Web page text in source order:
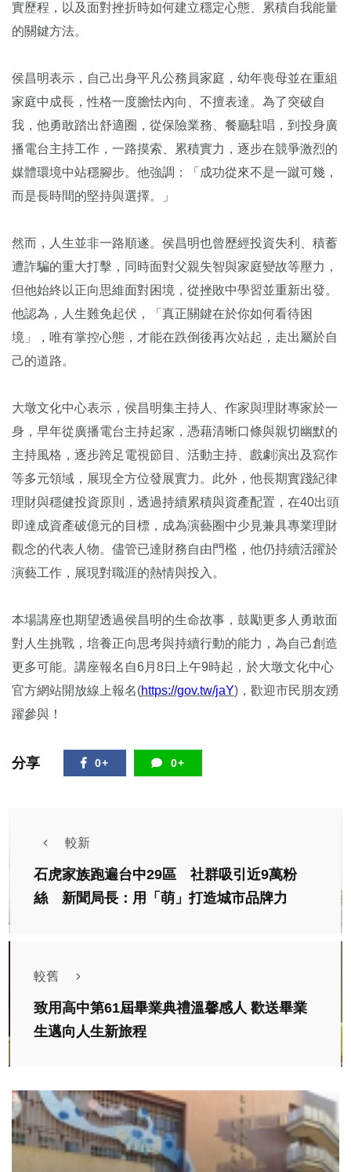
實歷程， 以及面對挫折時如何建立穩定心態、累積自我能量
的關鍵方法。
侯昌明表示，自己出身平凡公務員家庭， 幼年喪母並在重組
家庭中成長，性格一度膽怯內向、不擅表達。 為了突破自
我，他勇敢踏出舒適圈，從保險業務、餐廳駐唱， 到投身廣
播電台主持工作，一路摸索、累積實力， 逐步在競爭激烈的
媒體環境中站穩腳步。他強調：「 成功從來不是一蹴可幾，
而是長時間的堅持與選擇。」
然而，人生並非一路順遂。侯昌明也曾歷經投資失利、 積蓄
遭詐騙的重大打擊，同時面對父親失智與家庭變故等壓力，
但他始終以正向思維面對困境，從挫敗中學習並重新出發。
他認為，
人生難免起伏，「真正關鍵在於你如何看待困
境」，唯有掌控心態， 才能在跌倒後再次站起，走出屬於自
己的道路。
大墩文化中心表示，侯昌明集主持人、作家與理財專家於一
身， 早年從廣播電台主持起家，憑藉清晰口條與親切幽默的
主持風格， 逐步跨足電視節目、活動主持、戲劇演出及寫作
等多元領域， 展現全方位發展實力。此外，他長期實踐紀律
理財與穩健投資原則， 透過持續累積與資產配置，在40出頭
即達成資產破億元的目標， 成為演藝圈中少見兼具專業理財
觀念的代表人物。 儘管已達財務自由門檻，他仍持續活躍於
演藝工作， 展現對職涯的熱情與投入。
本場講座也期望透過侯昌明的生命故事， 鼓勵更多人勇敢面
對人生挑戰，培養正向思考與持續行動的能力， 為自己創造
更多可能。講座報名自6月8日上午9時起， 於大墩文化中心
官方網站開放線上報名(https://gov.tw/jaY)，歡迎市民朋友踴
躍參與！
分享 0+ 0+
較新
石虎家族跑遍台中29區 社群吸引近9萬粉
絲 新聞局長：用「萌」打造城市品牌力
較舊
致用高中第61屆畢業典禮溫馨感人 歡送畢業
生邁向人生新旅程